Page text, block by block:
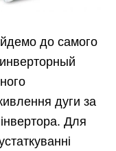
до самого
дуги за
Для